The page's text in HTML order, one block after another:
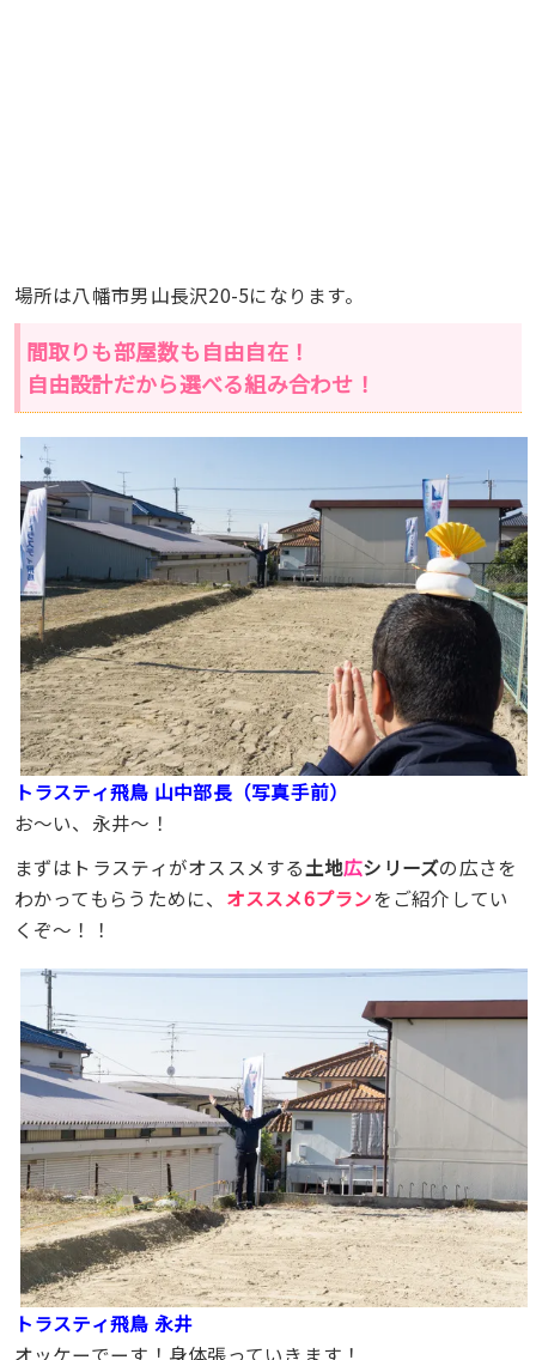
場所は八幡市男山長沢20-5になります。
間取りも部屋数も自由自在！
自由設計だから選べる組み合わせ！
トラスティ飛鳥 山中部長（写真手前）
お〜い、永井〜！
まずはトラスティがオススメする土地広シリーズの広さを
わかってもらうために、 オススメ6プランをご紹介してい
くぞ〜！！
トラスティ飛鳥 永井
オッケーでーす！身体張っていきます！